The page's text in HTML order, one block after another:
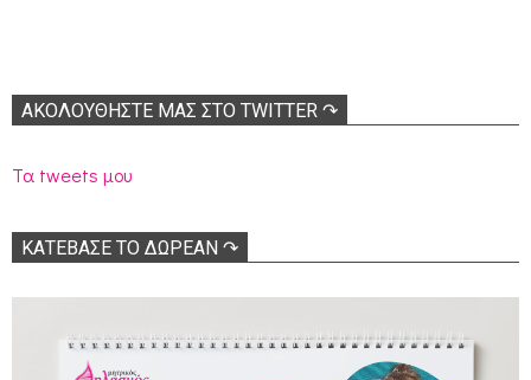
ΑΚΟΛΟΥΘΉΣΤΕ ΜΑΣ ΣΤΟ TWITTER ↷
Τα tweets μου
ΚΑΤΕΒΑΣΕ ΤΟ ΔΩΡΕΑΝ ↷